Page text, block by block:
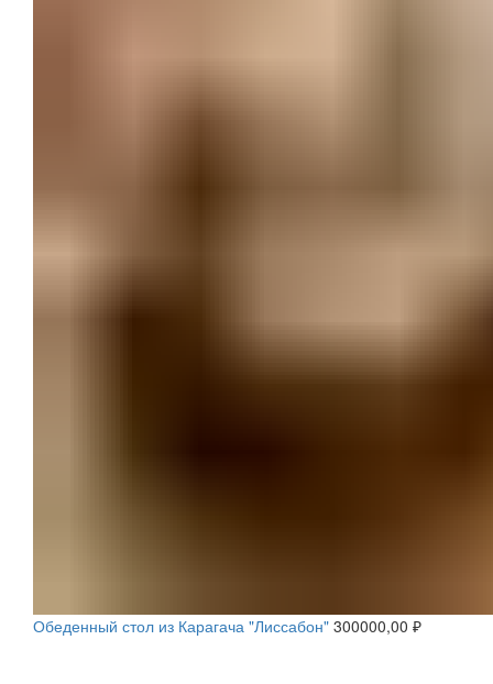
Обеденный стол из Карагача "Лиссабон" 300000,00 ₽